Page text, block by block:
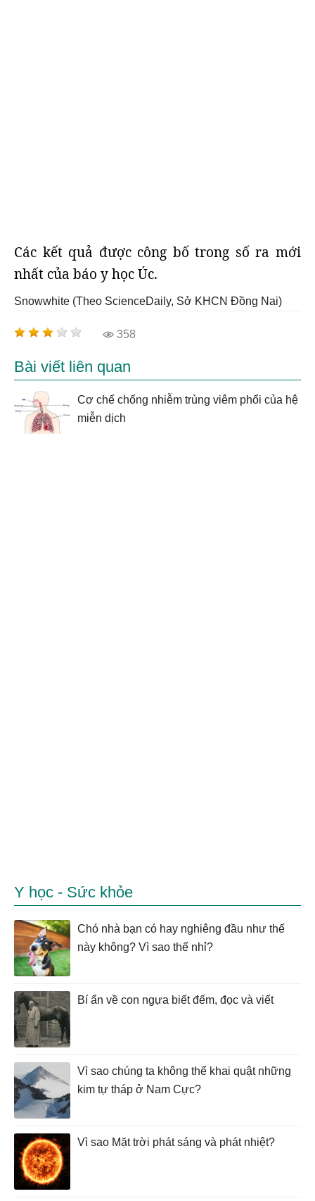
Các kết quả được công bố trong số ra mới
nhất của báo y học Úc.
Snowwhite (Theo ScienceDaily, Sở KHCN Đồng Nai)
358
Bài viết liên quan
Cơ chế chống nhiễm trùng viêm phổi của hệ
miễn dịch
Y học - Sức khỏe
Chó nhà bạn có hay nghiêng đầu như thế
này không? Vì sao thế nhỉ?
Bí ẩn về con ngựa biết đếm, đọc và viết
Vì sao chúng ta không thể khai quật những
kim tự tháp ở Nam Cực?
Vì sao Mặt trời phát sáng và phát nhiệt?